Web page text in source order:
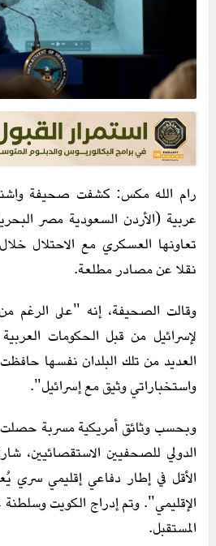
رام الله مكس: كشفت صحيفة
عربية (الأردن السعودية مصر
تعاونها العسكري مع الاحتلال خلال
نقلا عن مصادر مطلعة.
وقالت الصحيفة، إنه "على الرغم من
لإسرائيل من قبل الحكومات
العديد من تلك البلدان نفسها
واستخباراتي وثيق مع إسرائيل".
وبحسب وثائق أمريكية مسربة حصلت
الدولي للصحفيين الاستقصائيين،
الأقل في إطار دفاعي إقليمي سري
الإقليمي". وتم إدراج الكويت
المستقبل.